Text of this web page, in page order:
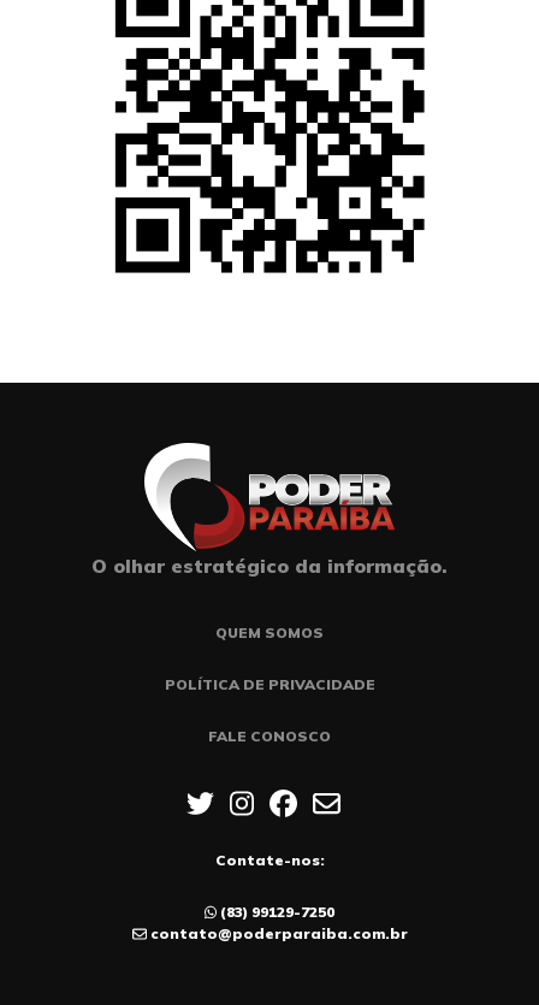
O olhar estratégico da informação.
QUEM SOMOS
POLÍTICA DE PRIVACIDADE
FALE CONOSCO
Contate-nos:
(83) 99129-7250
contato@poderparaiba.com.br